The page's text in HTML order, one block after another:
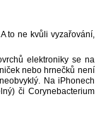
to ne kvůli vyzařování,
elektroniky se na
nebo hrnečků není
Na iPhonech
či Corynebacterium